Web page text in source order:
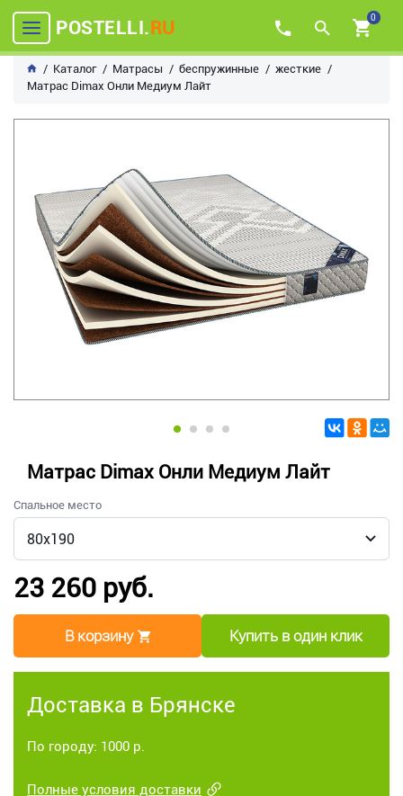
POSTELLI.RU 0
Каталог Матрасы беспружинные
жесткие
Матрас Dimax Онли Медиум Лайт
Матрас Dimax Онли Медиум Лайт
Спальное место
23 260 руб.
В корзину Купить в один клик
Доставка в Брянске
По городу: 1000 р.
Полные условия доставки